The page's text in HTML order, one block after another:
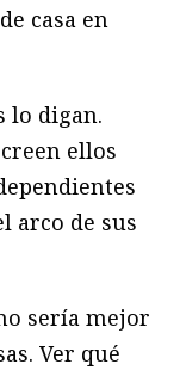
casa en
lo digan.
ellos
arco de sus
sería mejor
Ver qué